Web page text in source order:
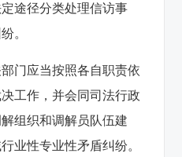
途径分类处理信访事
。
门应当按照各自职责依
工作，并会同司法行政
组织和调解员队伍建
业性专业性矛盾纠纷。